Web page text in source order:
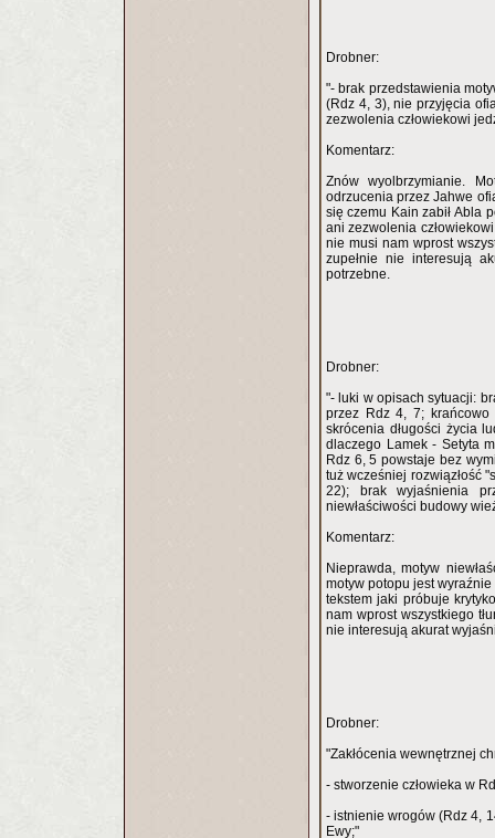
Drobner:
"- brak przedstawienia
(Rdz 4, 3), nie przyjęcia
zezwolenia człowiekowi
Komentarz:
Znów wyolbrzymianie.
odrzucenia przez Jahwe
się czemu Kain zabił Abla
ani zezwolenia
nie musi nam wprost
zupełnie nie interesują
potrzebne.
Drobner:
"- luki w opisach sytuacji:
przez Rdz 4, 7; krańcowo
skrócenia długości życia
dlaczego Lamek - Setyta
Rdz 6, 5 powstaje bez
tuż wcześniej rozwiązłość
22); brak wyjaśnienia
niewłaściwości budowy
Komentarz:
Nieprawda, motyw
motyw potopu jest
tekstem jaki próbuje
nam wprost wszystkiego
nie interesują akurat
Drobner:
"Zakłócenia wewnętrznej
- stworzenie człowieka w
- istnienie wrogów (Rdz 4,
Ewy;"